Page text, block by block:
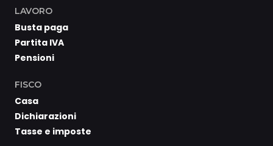
LAVORO
Busta paga
Partita IVA
Pensioni
FISCO
Casa
Dichiarazioni
Tasse e imposte